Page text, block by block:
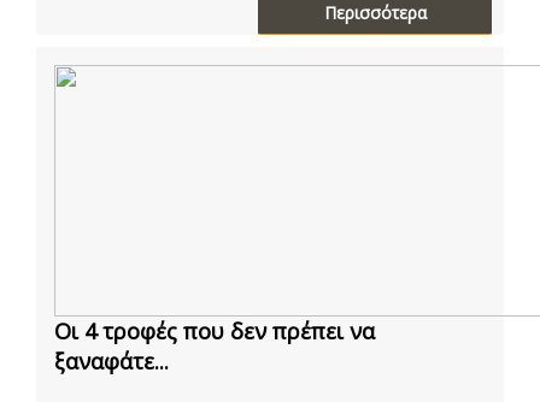
Περισσότερα
Οι 4 τροφές που δεν πρέπει να
ξαναφάτε...